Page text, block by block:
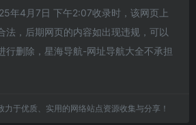
年4月7日 下午2:07收录时，该网页上
法，后期网页的内容如出现违规，可以
行删除，星海导航-网址导航大全不承担
于优质、实用的网络站点资源收集与分享！